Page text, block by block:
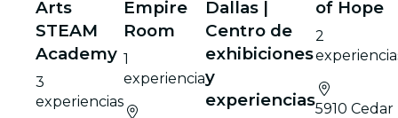
Arts
STEAM
Academy
3
experiencias
Empire
Room
1
experiencia
Dallas |
Centro de
exhibiciones
y
experiencias
of Hope
2
5910 Cedar